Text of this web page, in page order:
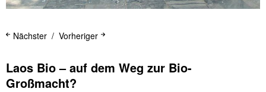
Vorheriger
Nächster
Laos Bio – auf dem Weg zur Bio-
Großmacht?